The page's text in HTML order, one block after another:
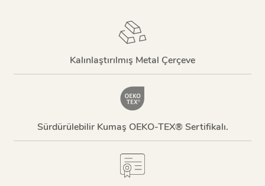
Kalınlaştırılmış Metal Çerçeve
Sürdürülebilir Kumaş OEKO-TEX® Sertifikalı.